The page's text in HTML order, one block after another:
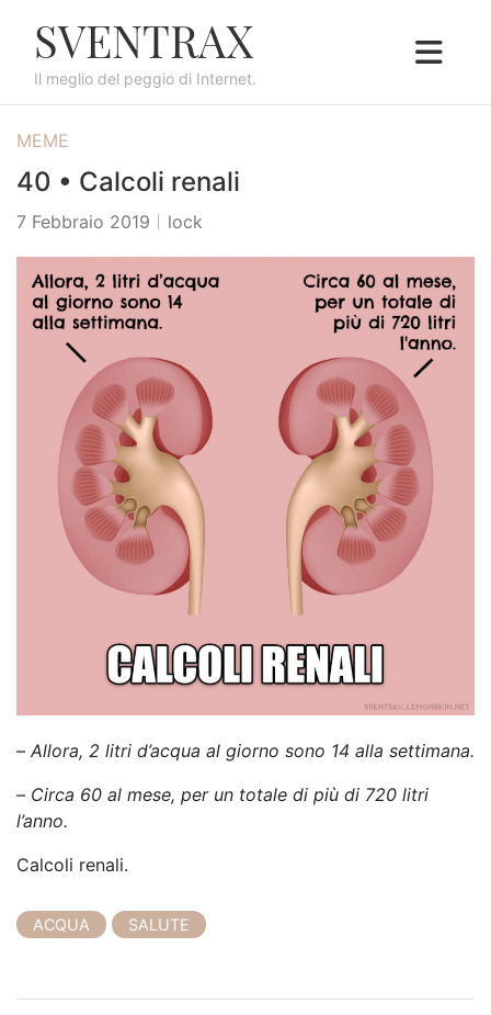
SVENTRAX
Il meglio del peggio di Internet.
MEME
40 • Calcoli renali
7 Febbraio 2019 lock
– Allora, 2 litri d’acqua al giorno sono 14 alla settimana.
– Circa 60 al mese, per un totale di più di 720 litri
l’anno.
Calcoli renali.
ACQUA SALUTE